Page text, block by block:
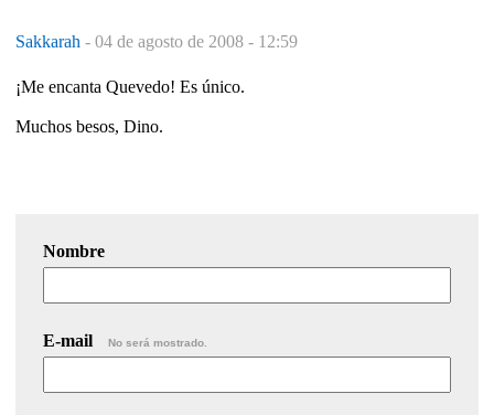
Sakkarah - 04 de agosto de 2008 - 12:59
¡Me encanta Quevedo! Es único.
Muchos besos, Dino.
Nombre
E-mail No será mostrado.